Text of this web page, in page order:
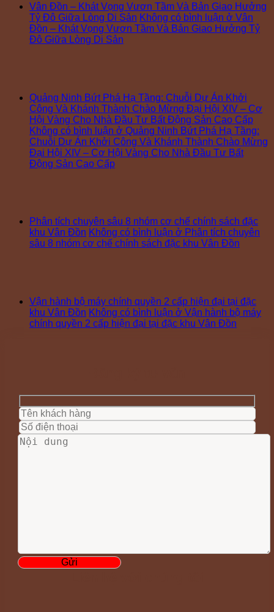
Vân Đồn – Khát Vọng Vươn Tầm Và Bản Giao Hưởng
Tỷ Đô Giữa Lòng Di Sản Không có bình luận ở Vân
Đồn – Khát Vọng Vươn Tầm Và Bản Giao Hưởng Tỷ
Đô Giữa Lòng Di Sản
Quảng Ninh Bứt Phá Hạ Tầng: Chuỗi Dự Án Khởi
Công Và Khánh Thành Chào Mừng Đại Hội XIV – Cơ
Hội Vàng Cho Nhà Đầu Tư Bất Động Sản Cao Cấp
Không có bình luận ở Quảng Ninh Bứt Phá Hạ Tầng:
Chuỗi Dự Án Khởi Công Và Khánh Thành Chào Mừng
Đại Hội XIV – Cơ Hội Vàng Cho Nhà Đầu Tư Bất
Động Sản Cao Cấp
Phân tích chuyên sâu 8 nhóm cơ chế chính sách đặc
khu Vân Đồn Không có bình luận ở Phân tích chuyên
sâu 8 nhóm cơ chế chính sách đặc khu Vân Đồn
Vận hành bộ máy chính quyền 2 cấp hiện đại tại đặc
khu Vân Đồn Không có bình luận ở Vận hành bộ máy
chính quyền 2 cấp hiện đại tại đặc khu Vân Đồn